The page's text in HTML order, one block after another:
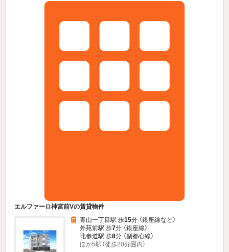
エルファーロ神宮前Vの賃貸物件
青山一丁目駅 歩15分 （銀座線など）
外苑前駅 歩7分 （銀座線）
北参道駅 歩8分 （副都心線）
ほか5駅（徒歩20分圏内）